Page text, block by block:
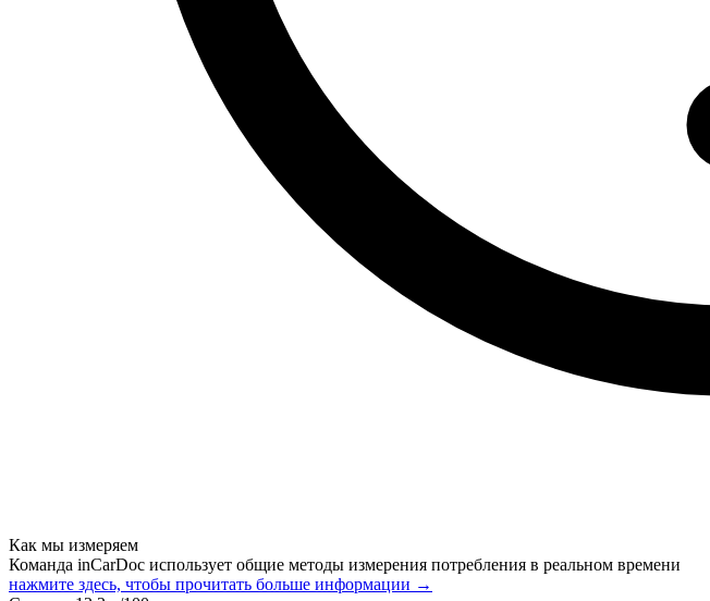
Как мы измеряем
Команда inCarDoc использует общие методы измерения потребления в реальном времени
нажмите здесь, чтобы прочитать больше информации →